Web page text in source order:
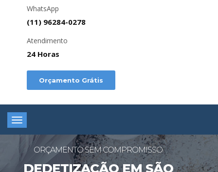
WhatsApp
(11) 96284-0278
Atendimento
24 Horas
Orçamento Grátis
Toggle
navigation
ORÇAMENTO SEM COMPROMISSO
DEDETIZAÇÃO EM SÃO